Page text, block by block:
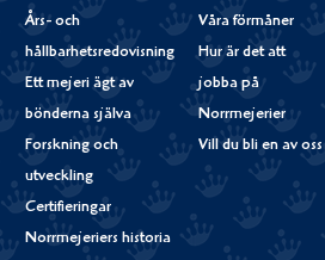
Års- och
hållbarhetsredovisning
Ett mejeri ägt av
bönderna själva
Forskning och
utveckling
Certifieringar
Norrmejeriers historia
Våra förmåner
Hur är det att
jobba på
Norrmejerier
Vill du bli en av oss